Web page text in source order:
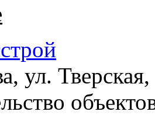
ул.